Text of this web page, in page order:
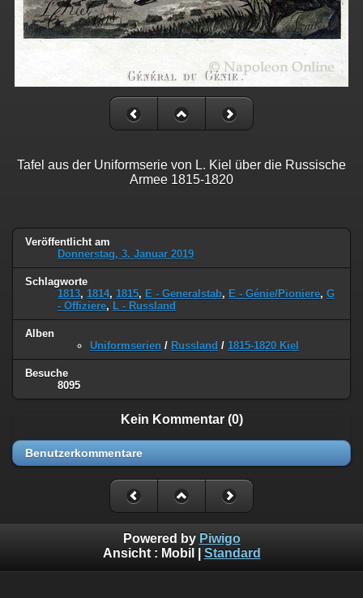
Tafel aus der Uniformserie von L. Kiel über die Russische
Armee 1815-1820
Veröffentlicht am
Donnerstag, 3. Januar 2019
Schlagworte
1813, 1814, 1815, E - Generalstab, E - Génie/Pioniere, G
- Offiziere, L - Russland
Alben
Uniformserien / Russland / 1815-1820 Kiel
Besuche
8095
Kein Kommentar (0)
Benutzerkommentare
Powered by Piwigo
Ansicht : Mobil Standard